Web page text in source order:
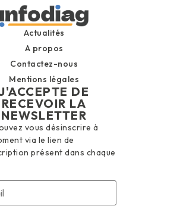
Actualités
A propos
Contactez-nous
Mentions légales
DE
RECEVOIR LA
NEWSLETTER
vous désinscrire à
via le lien de
présent dans chaque